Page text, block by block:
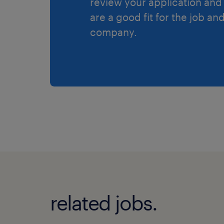
are a good fit for the job
company.
related jobs.